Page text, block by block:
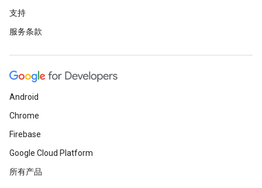
支持
服务条款
Android
Chrome
Firebase
Google Cloud Platform
所有产品